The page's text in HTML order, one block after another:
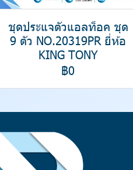
ชุดประแจตัวแอลท็อค ชุด
9 ตัว NO.20319PR ยี่ห้อ
KING TONY
฿0